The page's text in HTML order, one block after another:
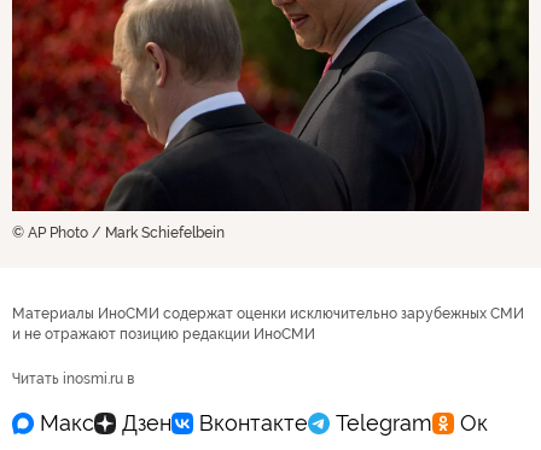
© AP Photo / Mark Schiefelbein
Материалы ИноСМИ содержат оценки исключительно зарубежных СМИ
и не отражают позицию редакции ИноСМИ
Читать inosmi.ru в